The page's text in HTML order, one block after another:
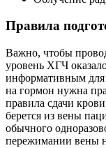
Правила
Важно, чтобы
уровень ХГЧ
информативным для
на гормон нужна
правила сдачи
берется из вены
обычного
пережимании вены